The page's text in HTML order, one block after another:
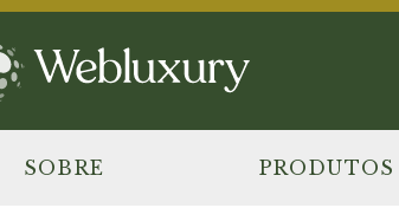
SOBRE PRODUTOS